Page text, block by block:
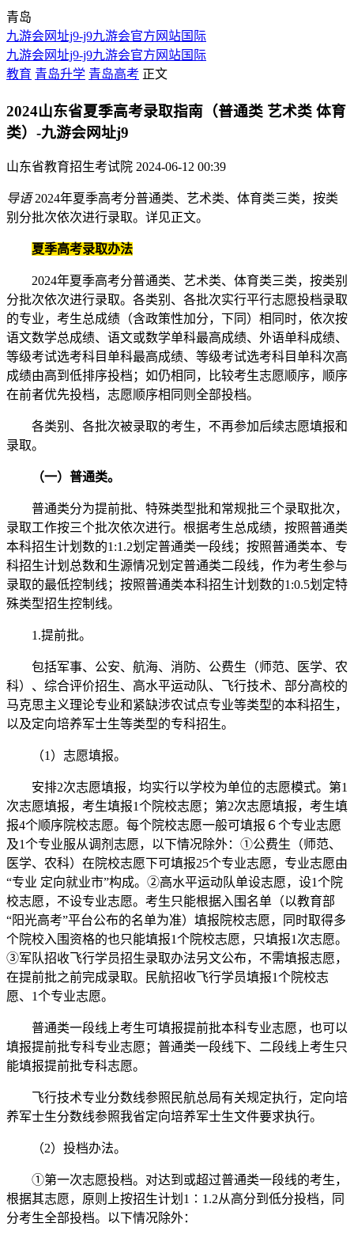
青岛
九游会网址j9-j9九游会官方网站国际
九游会网址j9-j9九游会官方网站国际
教育 青岛升学 青岛高考 正文
2024山东省夏季高考录取指南（普通类 艺术类 体育
类）-九游会网址j9
山东省教育招生考试院 2024-06-12 00:39
导语2024年夏季高考分普通类、艺术类、体育类三类，按类
别分批次依次进行录取。详见正文。
夏季高考录取办法
2024年夏季高考分普通类、艺术类、体育类三类，按类别
分批次依次进行录取。各类别、各批次实行平行志愿投档录取
的专业，考生总成绩（含政策性加分，下同）相同时，依次按
语文数学总成绩、语文或数学单科最高成绩、外语单科成绩、
等级考试选考科目单科最高成绩、等级考试选考科目单科次高
成绩由高到低排序投档；如仍相同，比较考生志愿顺序，顺序
在前者优先投档，志愿顺序相同则全部投档。
各类别、各批次被录取的考生，不再参加后续志愿填报和
录取。
（一）普通类。
普通类分为提前批、特殊类型批和常规批三个录取批次，
录取工作按三个批次依次进行。根据考生总成绩，按照普通类
本科招生计划数的1:1.2划定普通类一段线；按照普通类本、专
科招生计划总数和生源情况划定普通类二段线，作为考生参与
录取的最低控制线；按照普通类本科招生计划数的1:0.5划定特
殊类型招生控制线。
1.提前批。
包括军事、公安、航海、消防、公费生（师范、医学、农
科）、综合评价招生、高水平运动队、飞行技术、部分高校的
马克思主义理论专业和紧缺涉农试点专业等类型的本科招生，
以及定向培养军士生等类型的专科招生。
（1）志愿填报。
安排2次志愿填报，均实行以学校为单位的志愿模式。第1
次志愿填报，考生填报1个院校志愿；第2次志愿填报，考生填
报4个顺序院校志愿。每个院校志愿一般可填报６个专业志愿
及1个专业服从调剂志愿，以下情况除外：①公费生（师范、
医学、农科）在院校志愿下可填报25个专业志愿，专业志愿由
“专业 定向就业市”构成。②高水平运动队单设志愿，设1个院
校志愿，不设专业志愿。考生只能根据入围名单（以教育部
“阳光高考”平台公布的名单为准）填报院校志愿，同时取得多
个院校入围资格的也只能填报1个院校志愿，只填报1次志愿。
③军队招收飞行学员招生录取办法另文公布，不需填报志愿，
在提前批之前完成录取。民航招收飞行学员填报1个院校志
愿、1个专业志愿。
普通类一段线上考生可填报提前批本科专业志愿，也可以
填报提前批专科专业志愿；普通类一段线下、二段线上考生只
能填报提前批专科志愿。
飞行技术专业分数线参照民航总局有关规定执行，定向培
养军士生分数线参照我省定向培养军士生文件要求执行。
（2）投档办法。
①第一次志愿投档。对达到或超过普通类一段线的考生，
根据其志愿，原则上按招生计划1∶1.2从高分到低分投档，同
分考生全部投档。以下情况除外：